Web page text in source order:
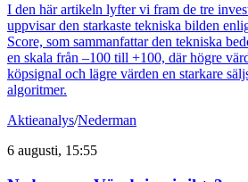
I den här artikeln lyfter vi fram de tre
uppvisar den starkaste tekniska bilden
Score, som sammanfattar den tekniska
en skala från –100 till +100, där högre
köpsignal och lägre värden en starkare
algoritmer.
Aktieanalys/Nederman
6 augusti, 15:55